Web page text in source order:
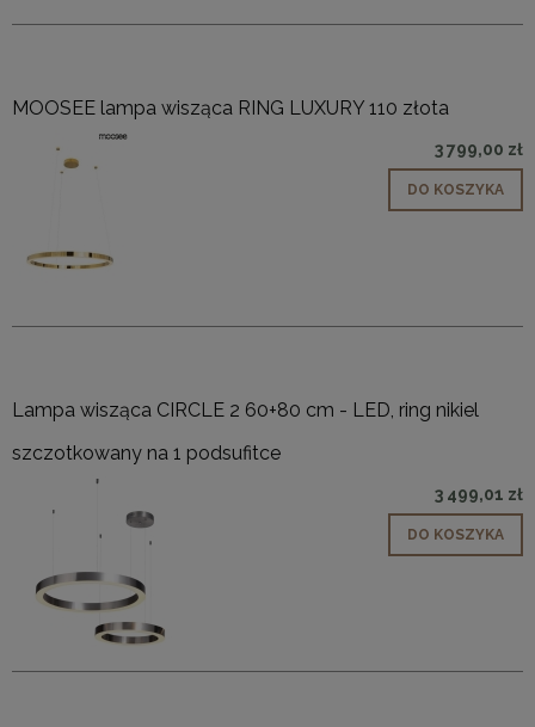
MOOSEE lampa wisząca RING LUXURY 110 złota
3 799,00 zł
DO KOSZYKA
Lampa wisząca CIRCLE 2 60+80 cm - LED, ring nikiel
szczotkowany na 1 podsufitce
3 499,01 zł
DO KOSZYKA